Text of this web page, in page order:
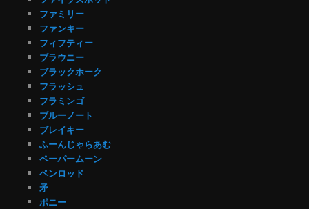
ファミリー
ファンキー
フィフティー
ブラウニー
ブラックホーク
フラッシュ
フラミンゴ
ブルーノート
ブレイキー
ふーんじゃらあむ
ペーパームーン
ペンロッド
矛
ポニー